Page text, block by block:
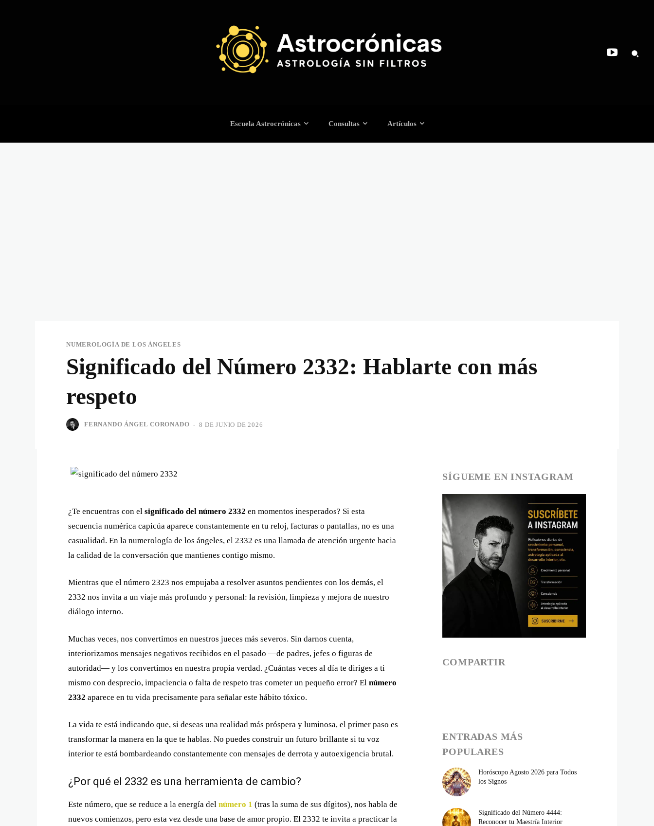
Escuela Astrocrónicas Consultas Artículos
NUMEROLOGÍA DE LOS ÁNGELES
Significado del Número 2332: Hablarte con más
respeto
FERNANDO ÁNGEL CORONADO - 8 DE JUNIO DE 2026
¿Te encuentras con el significado del número 2332 en momentos inesperados? Si esta
secuencia numérica capicúa aparece constantemente en tu reloj, facturas o pantallas, no es una
casualidad. En la numerología de los ángeles, el 2332 es una llamada de atención urgente hacia
la calidad de la conversación que mantienes contigo mismo.
Mientras que el número 2323 nos empujaba a resolver asuntos pendientes con los demás, el
2332 nos invita a un viaje más profundo y personal: la revisión, limpieza y mejora de nuestro
diálogo interno.
Muchas veces, nos convertimos en nuestros jueces más severos. Sin darnos cuenta,
interiorizamos mensajes negativos recibidos en el pasado —de padres, jefes o figuras de
autoridad— y los convertimos en nuestra propia verdad. ¿Cuántas veces al día te diriges a ti
mismo con desprecio, impaciencia o falta de respeto tras cometer un pequeño error? El número
2332 aparece en tu vida precisamente para señalar este hábito tóxico.
La vida te está indicando que, si deseas una realidad más próspera y luminosa, el primer paso es
transformar la manera en la que te hablas. No puedes construir un futuro brillante si tu voz
interior te está bombardeando constantemente con mensajes de derrota y autoexigencia brutal.
¿Por qué el 2332 es una herramienta de cambio?
Este número, que se reduce a la energía del número 1 (tras la suma de sus dígitos), nos habla de
nuevos comienzos, pero esta vez desde una base de amor propio. El 2332 te invita a practicar la
SÍGUEME EN INSTAGRAM
COMPARTIR
ENTRADAS MÁS
POPULARES
Horóscopo Agosto 2026 para Todos
los Signos
Significado del Número 4444:
Reconocer tu Maestría Interior